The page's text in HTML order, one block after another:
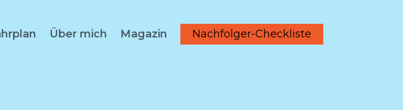
Über mich Magazin Nachfolger-Checkliste